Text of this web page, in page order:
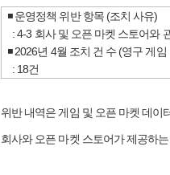
◾ 운영정책 위반 항목 (조치 사유)
: 4-3 회사 및 오픈 마켓 스토어와
◾2026년 4월 조치 건 수 (영구 게임
: 18건
위반 내역은 게임 및 오픈 마켓 데이
회사와 오픈 마켓 스토어가 제공하